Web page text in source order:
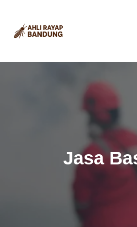
konten
Jasa